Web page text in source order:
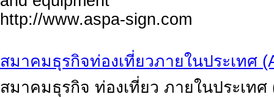
http://www.aspa-sign.com
สมาคมธุรกิจท่องเที่ยวภายในประเทศ
สมาคมธุรกิจ ท่องเที่ยว ภายในประเทศ